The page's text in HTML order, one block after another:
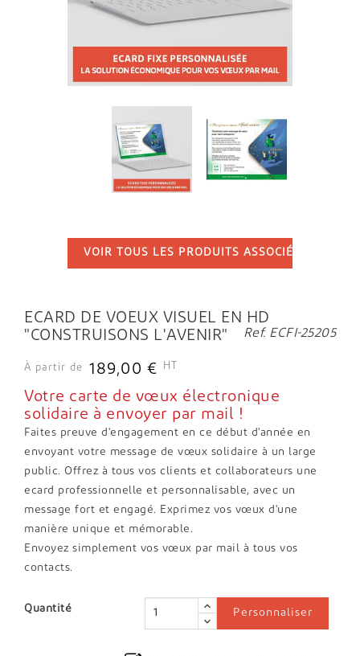
VOIR TOUS LES PRODUITS ASSOCIÉS
ECARD DE VOEUX VISUEL EN HD
"CONSTRUISONS L'AVENIR"
Ref. ECFI-25205
À partir de 189,00 € HT
Votre carte de vœux électronique
solidaire à envoyer par mail !
Faites preuve d'engagement en ce début d'année en
envoyant votre message de vœux solidaire à un large
public. Offrez à tous vos clients et collaborateurs une
ecard professionnelle et personnalisable, avec un
message fort et engagé. Exprimez vos vœux d'une
manière unique et mémorable.
Envoyez simplement vos vœux par mail à tous vos
contacts.
Quantité Personnaliser